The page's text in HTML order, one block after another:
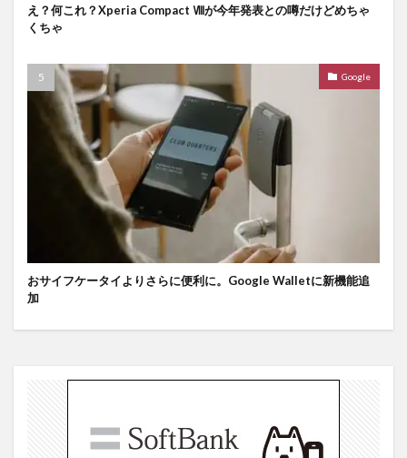
え？何これ？Xperia Compact Ⅷが今年発表との噂だけどめちゃ
くちゃ
Google
おサイフケータイよりさらに便利に。Google Walletに新機能追
加